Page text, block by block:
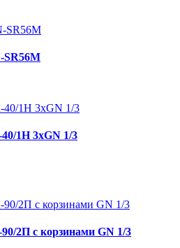
SR56M
1Н 3хGN 1/3
2П с корзинами GN 1/3